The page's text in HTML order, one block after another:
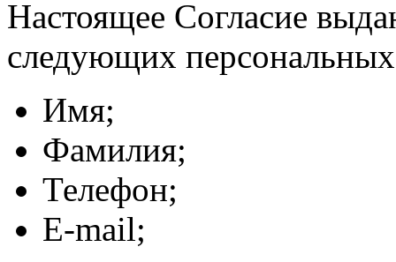
Настоящее Согласие
следующих
Имя;
Фамилия;
Телефон;
E-mail;